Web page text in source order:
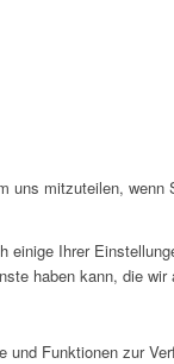
uns mitzuteilen,
Ihrer
haben kann, die wir
und Funktionen zur